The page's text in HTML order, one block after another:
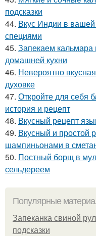
подсказки
44. Вкус Индии в
специями
45. Запекаем кальмара
домашней кухни
46. Невероятно
духовке
47. Откройте для себя
история и рецепт
48. Вкусный рецепт
49. Вкусный и простой
шампиньонами в
50. Постный борщ в
сельдереем
Популярные
Запеканка свиной
подсказки